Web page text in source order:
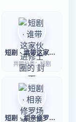
短剧 · 谁带这家伙进修士圈的
共同分类：短剧
短剧 · 相亲修罗场第一季